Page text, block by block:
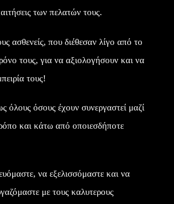
των πελατών τους.
ασθενείς, που διέθεσαν λίγο από το
τους, για να αξιολογήσουν και να
τους!
όλους όσους έχουν συνεργαστεί μαζί
και κάτω από οποιεσδήποτε
να εξελισσόμαστε και να
με τους καλυτερους